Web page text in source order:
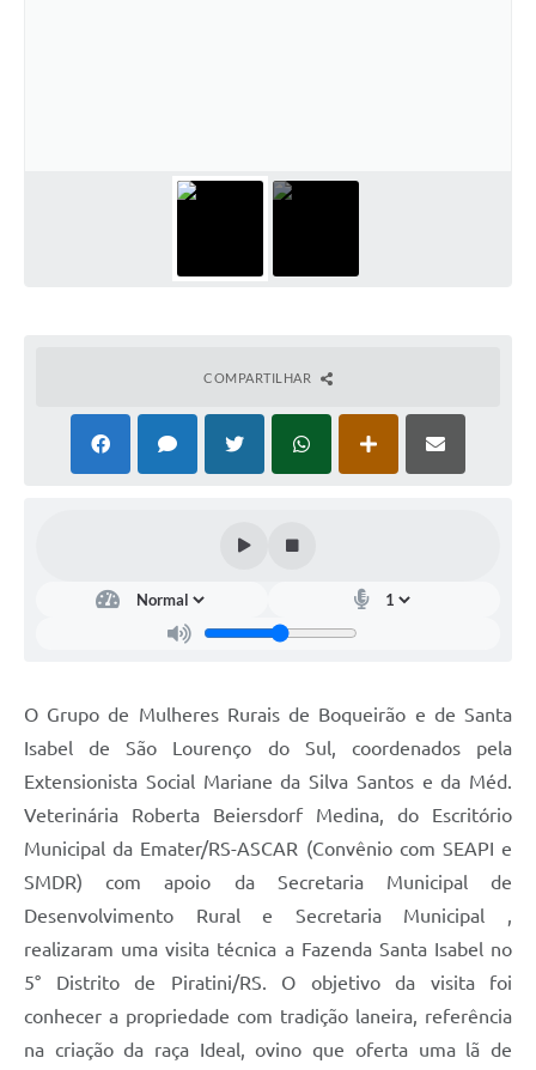
COMPARTILHAR
O Grupo de Mulheres Rurais de Boqueirão e de Santa
Isabel de São Lourenço do Sul, coordenados pela
Extensionista Social Mariane da Silva Santos e da Méd.
Veterinária Roberta Beiersdorf Medina, do Escritório
Municipal da Emater/RS-ASCAR (Convênio com SEAPI e
SMDR) com apoio da Secretaria Municipal de
Desenvolvimento Rural e Secretaria Municipal ,
realizaram uma visita técnica a Fazenda Santa Isabel no
5° Distrito de Piratini/RS. O objetivo da visita foi
conhecer a propriedade com tradição laneira, referência
na criação da raça Ideal, ovino que oferta uma lã de